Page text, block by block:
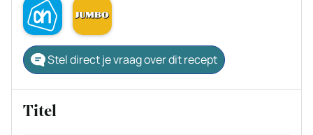
Stel direct je vraag over dit recept
Titel